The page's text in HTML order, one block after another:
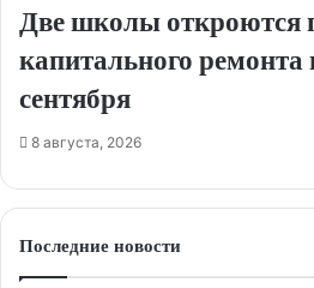
Две школы откроются
капитального ремонта
сентября
8 августа, 2026
Последние новости